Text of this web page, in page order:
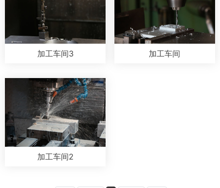
加工车间3 加工车间
加工车间2